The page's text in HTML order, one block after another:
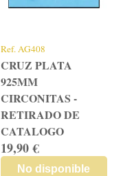
Ref.AG408
CRUZ PLATA
925MM
CIRCONITAS -
RETIRADO DE
CATALOGO
19,90 €
No disponible